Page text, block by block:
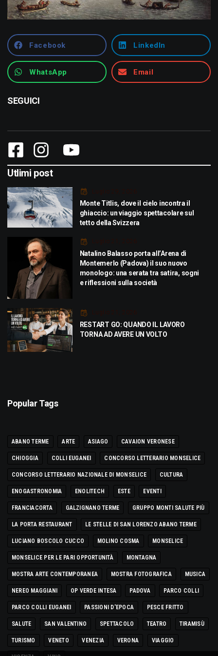
Facebook LinkedIn
WhatsApp Email
SEGUICI
Utlimi post
Luglio 29, 2026
Monte Titlis, dove il cielo incontra il
ghiaccio: un viaggio spettacolare sul
tetto della Svizzera
Luglio 21, 2026
Natalino Balasso porta all’Arena di
Montemerlo (Padova) il suo nuovo
monologo: una serata tra satira, sogni
e riflessioni sulla società
Luglio 21, 2026
RESTART GO: QUANDO IL LAVORO
TORNA AD AVERE UN VOLTO
Popular Tags
ABANO TERME ARTE ASIAGO CAVAION VERONESE
CHIOGGIA COLLI EUGANEI CONCORSO LETTERARIO MONSELICE
CONCORSO LETTERARIO NAZIONALE DI MONSELICE CULTURA
ENOGASTRONOMIA ENOLITECH ESTE EVENTI
FRANCIACORTA GALZIGNANO TERME GRUPPO MONTI SALUTE PIÙ
LA PORTA RESTAURANT LE STELLE DI SAN LORENZO ABANO TERME
LUCIANO BOSCOLO CUCCO MOLINO COSMA MONSELICE
MONSELICE PER LE PARI OPPORTUNITÀ MONTAGNA
MOSTRA ARTE CONTEMPORANEA MOSTRA FOTOGRAFICA MUSICA
NEREO MAGGIANI OP VERDE INTESA PADOVA PARCO COLLI
PARCO COLLI EUGANEI PASSIONI D'EPOCA PESCE FRITTO
SALUTE SAN VALENTINO SPETTACOLO TEATRO TIRAMISÙ
TURISMO VENETO VENEZIA VERONA VIAGGIO